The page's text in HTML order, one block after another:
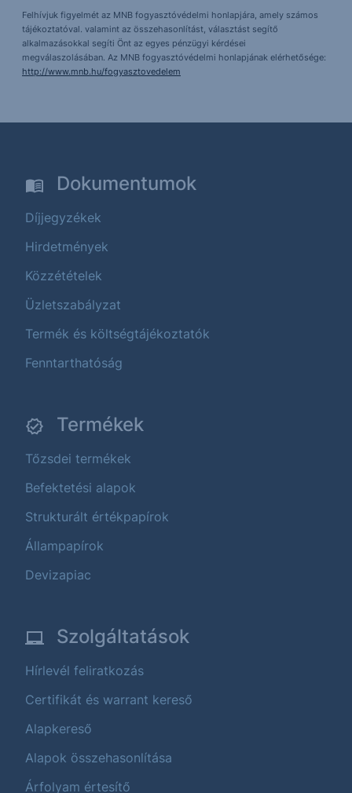
Felhívjuk figyelmét az MNB fogyasztóvédelmi honlapjára, amely számos
tájékoztatóval. valamint az összehasonlítást, választást segítő
alkalmazásokkal segíti Önt az egyes pénzügyi kérdései
megválaszolásában. Az MNB fogyasztóvédelmi honlapjának elérhetősége:
http://www.mnb.hu/fogyasztovedelem
Dokumentumok
Díjjegyzékek
Hirdetmények
Közzétételek
Üzletszabályzat
Termék és költségtájékoztatók
Fenntarthatóság
Termékek
Tőzsdei termékek
Befektetési alapok
Strukturált értékpapírok
Állampapírok
Devizapiac
Szolgáltatások
Hírlevél feliratkozás
Certifikát és warrant kereső
Alapkereső
Alapok összehasonlítása
Árfolyam értesítő